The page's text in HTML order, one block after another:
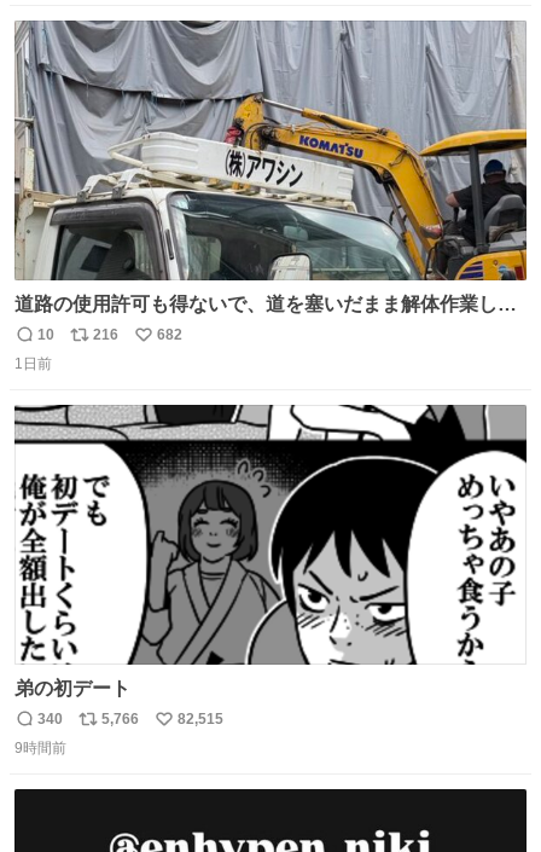
ト
数
数
道路の使用許可も得ないで、道を塞いだまま解体作業して
る。 写真を撮ろうとしたら「勝手に写真撮るな馬鹿野郎」
と罵倒されるなど。
返
信
10
リ
ト
数
216
い
数
682
1日前
弟の初デート
返
信
340
リ
5,766
い
82,515
9時間前